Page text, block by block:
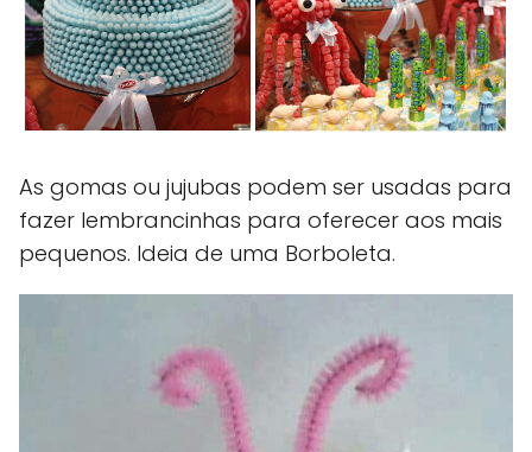
As gomas ou jujubas podem ser usadas para
fazer lembrancinhas para oferecer aos mais
pequenos. Ideia de uma Borboleta.